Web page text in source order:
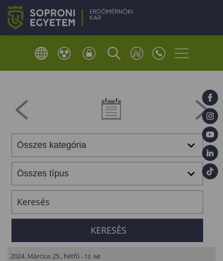
2024. Március 25., hétfő - 13. hét